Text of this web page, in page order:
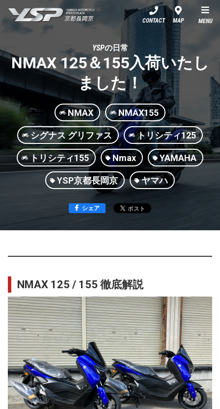
YSP京都長岡京
CONTACT MAP MENU
YSPの日常
NMAX 125＆155入荷いたし
ました！
NMAX NMAX155
シグナス グリファス トリシティ125
トリシティ155 Nmax YAMAHA
YSP京都長岡京 ヤマハ
シェア
NMAX 125 / 155 徹底解説